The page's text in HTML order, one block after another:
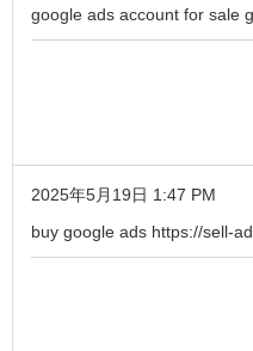
google ads account for sale
2025年5月19日 1:47 PM
buy google ads https://sell-